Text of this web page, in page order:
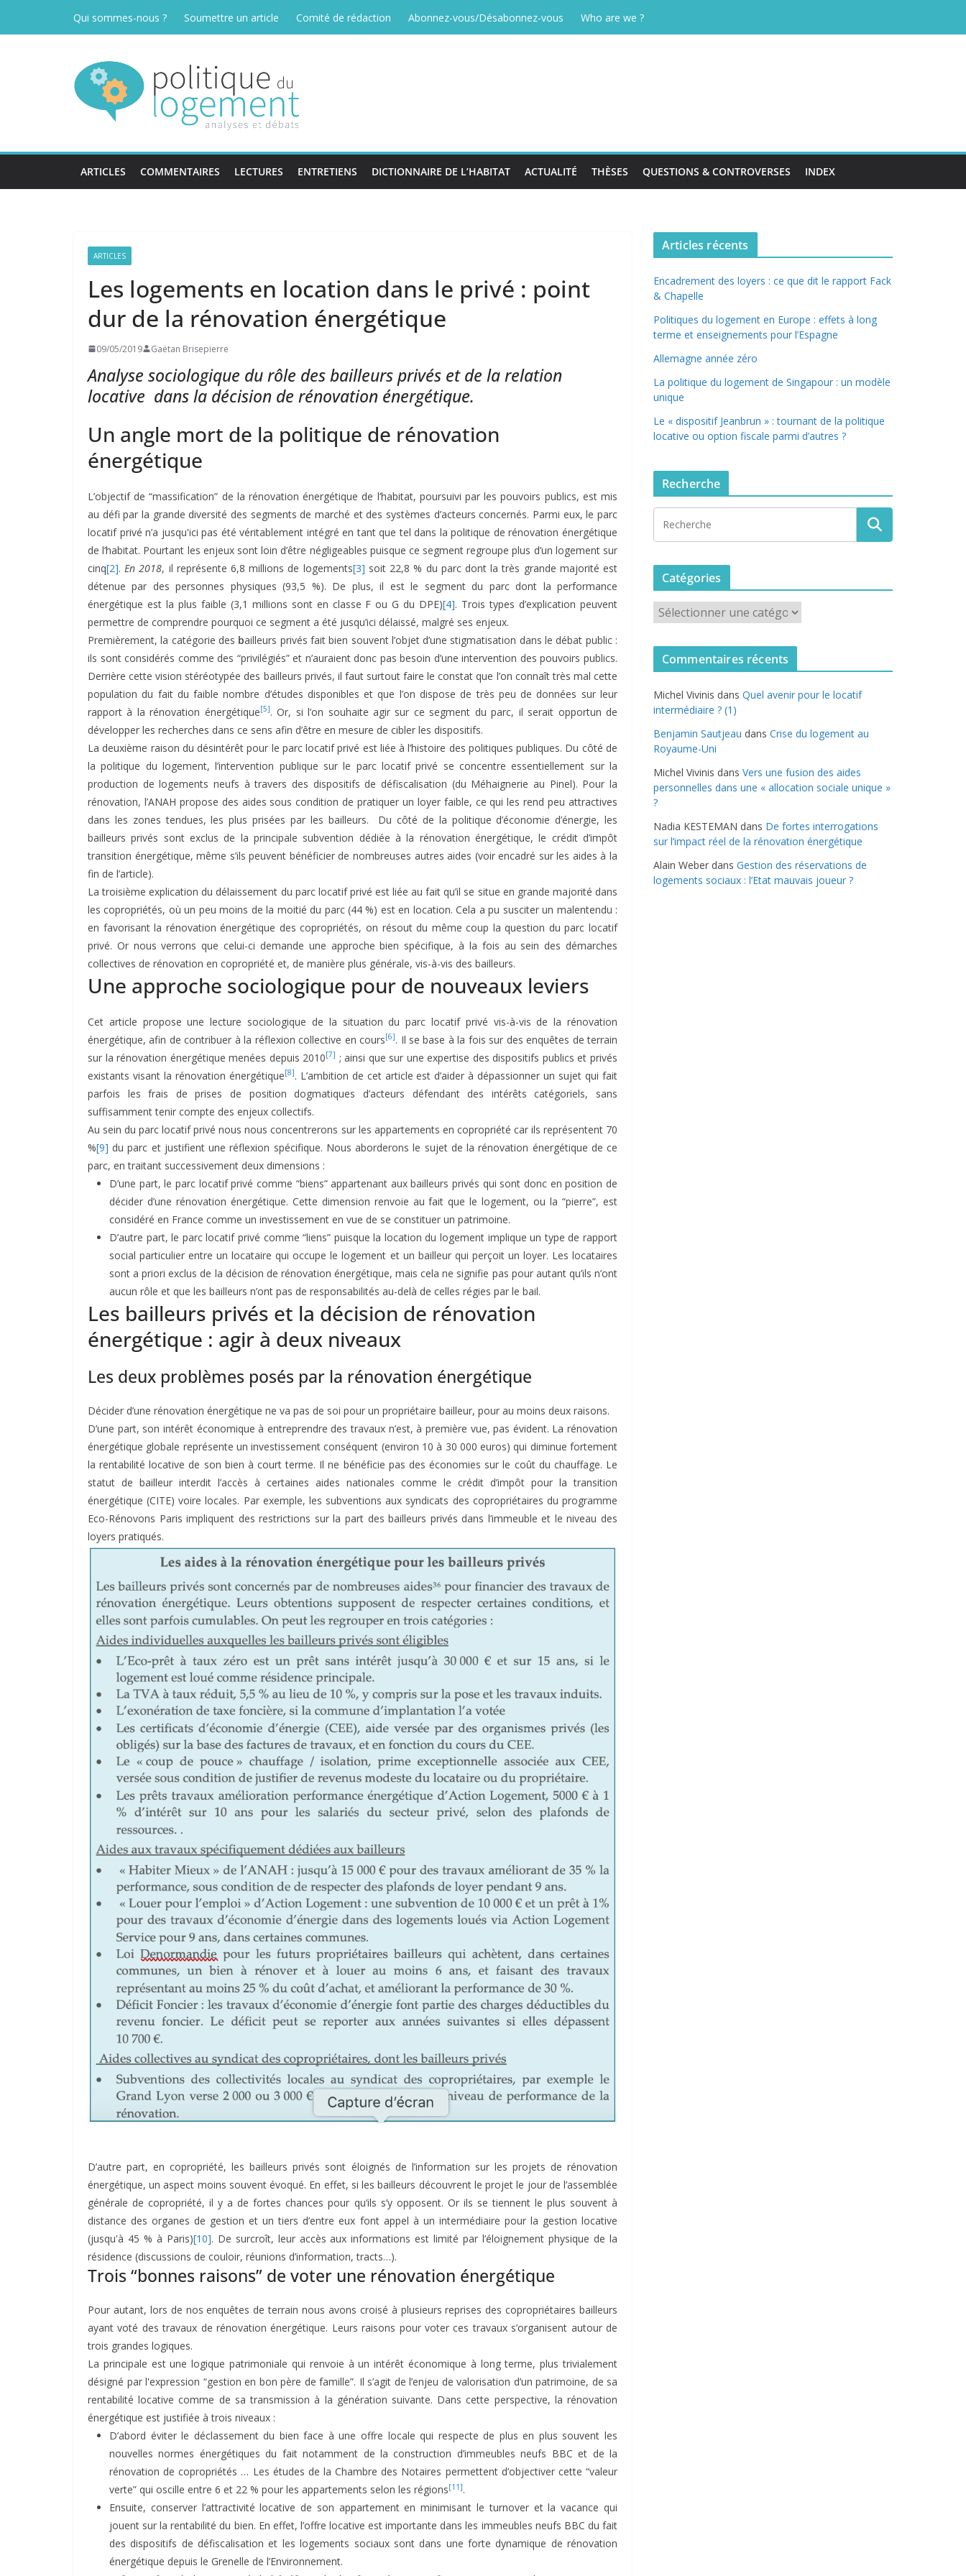
Qui sommes-nous ? Soumettre un article Comité de rédaction Abonnez-vous/Désabonnez-vous Who are we ?
ARTICLES COMMENTAIRES LECTURES ENTRETIENS DICTIONNAIRE DE L’HABITAT ACTUALITÉ THÈSES QUESTIONS & CONTROVERSES INDEX
ARTICLES
Les logements en location dans le privé : point
dur de la rénovation énergétique
09/05/2019 Gaëtan Brisepierre
Analyse sociologique du rôle des bailleurs privés et de la relation
locative dans la décision de rénovation énergétique.
Un angle mort de la politique de rénovation
énergétique
L’objectif de “massification” de la rénovation énergétique de l’habitat, poursuivi par les pouvoirs publics, est mis
au défi par la grande diversité des segments de marché et des systèmes d’acteurs concernés. Parmi eux, le parc
locatif privé n’a jusqu'ici pas été véritablement intégré en tant que tel dans la politique de rénovation énergétique
de l’habitat. Pourtant les enjeux sont loin d’être négligeables puisque ce segment regroupe plus d’un logement sur
cinq[2]. En 2018, il représente 6,8 millions de logements[3] soit 22,8 % du parc dont la très grande majorité est
détenue par des personnes physiques (93,5 %). De plus, il est le segment du parc dont la performance
énergétique est la plus faible (3,1 millions sont en classe F ou G du DPE)[4]. Trois types d’explication peuvent
permettre de comprendre pourquoi ce segment a été jusqu’ici délaissé, malgré ses enjeux.
Premièrement, la catégorie des bailleurs privés fait bien souvent l’objet d’une stigmatisation dans le débat public :
ils sont considérés comme des “privilégiés” et n’auraient donc pas besoin d’une intervention des pouvoirs publics.
Derrière cette vision stéréotypée des bailleurs privés, il faut surtout faire le constat que l’on connaît très mal cette
population du fait du faible nombre d’études disponibles et que l’on dispose de très peu de données sur leur
rapport à la rénovation énergétique[5]. Or, si l’on souhaite agir sur ce segment du parc, il serait opportun de
développer les recherches dans ce sens afin d’être en mesure de cibler les dispositifs.
La deuxième raison du désintérêt pour le parc locatif privé est liée à l’histoire des politiques publiques. Du côté de
la politique du logement, l’intervention publique sur le parc locatif privé se concentre essentiellement sur la
production de logements neufs à travers des dispositifs de défiscalisation (du Méhaignerie au Pinel). Pour la
rénovation, l’ANAH propose des aides sous condition de pratiquer un loyer faible, ce qui les rend peu attractives
dans les zones tendues, les plus prisées par les bailleurs. Du côté de la politique d’économie d’énergie, les
bailleurs privés sont exclus de la principale subvention dédiée à la rénovation énergétique, le crédit d’impôt
transition énergétique, même s’ils peuvent bénéficier de nombreuses autres aides (voir encadré sur les aides à la
fin de l’article).
La troisième explication du délaissement du parc locatif privé est liée au fait qu’il se situe en grande majorité dans
les copropriétés, où un peu moins de la moitié du parc (44 %) est en location. Cela a pu susciter un malentendu :
en favorisant la rénovation énergétique des copropriétés, on résout du même coup la question du parc locatif
privé. Or nous verrons que celui-ci demande une approche bien spécifique, à la fois au sein des démarches
collectives de rénovation en copropriété et, de manière plus générale, vis-à-vis des bailleurs.
Une approche sociologique pour de nouveaux leviers
Cet article propose une lecture sociologique de la situation du parc locatif privé vis-à-vis de la rénovation
énergétique, afin de contribuer à la réflexion collective en cours[6]. Il se base à la fois sur des enquêtes de terrain
sur la rénovation énergétique menées depuis 2010[7] ; ainsi que sur une expertise des dispositifs publics et privés
existants visant la rénovation énergétique[8]. L’ambition de cet article est d’aider à dépassionner un sujet qui fait
parfois les frais de prises de position dogmatiques d’acteurs défendant des intérêts catégoriels, sans
suffisamment tenir compte des enjeux collectifs.
Au sein du parc locatif privé nous nous concentrerons sur les appartements en copropriété car ils représentent 70
%[9] du parc et justifient une réflexion spécifique. Nous aborderons le sujet de la rénovation énergétique de ce
parc, en traitant successivement deux dimensions :
D’une part, le parc locatif privé comme “biens” appartenant aux bailleurs privés qui sont donc en position de
décider d’une rénovation énergétique. Cette dimension renvoie au fait que le logement, ou la “pierre”, est
considéré en France comme un investissement en vue de se constituer un patrimoine.
D’autre part, le parc locatif privé comme “liens” puisque la location du logement implique un type de rapport
social particulier entre un locataire qui occupe le logement et un bailleur qui perçoit un loyer. Les locataires
sont a priori exclus de la décision de rénovation énergétique, mais cela ne signifie pas pour autant qu’ils n’ont
aucun rôle et que les bailleurs n’ont pas de responsabilités au-delà de celles régies par le bail.
Les bailleurs privés et la décision de rénovation
énergétique : agir à deux niveaux
Les deux problèmes posés par la rénovation énergétique
Décider d’une rénovation énergétique ne va pas de soi pour un propriétaire bailleur, pour au moins deux raisons.
D’une part, son intérêt économique à entreprendre des travaux n’est, à première vue, pas évident. La rénovation
énergétique globale représente un investissement conséquent (environ 10 à 30 000 euros) qui diminue fortement
la rentabilité locative de son bien à court terme. Il ne bénéficie pas des économies sur le coût du chauffage. Le
statut de bailleur interdit l’accès à certaines aides nationales comme le crédit d’impôt pour la transition
énergétique (CITE) voire locales. Par exemple, les subventions aux syndicats des copropriétaires du programme
Eco-Rénovons Paris impliquent des restrictions sur la part des bailleurs privés dans l’immeuble et le niveau des
loyers pratiqués.
D’autre part, en copropriété, les bailleurs privés sont éloignés de l’information sur les projets de rénovation
énergétique, un aspect moins souvent évoqué. En effet, si les bailleurs découvrent le projet le jour de l’assemblée
générale de copropriété, il y a de fortes chances pour qu’ils s’y opposent. Or ils se tiennent le plus souvent à
distance des organes de gestion et un tiers d’entre eux font appel à un intermédiaire pour la gestion locative
(jusqu'à 45 % à Paris)[10]. De surcroît, leur accès aux informations est limité par l’éloignement physique de la
résidence (discussions de couloir, réunions d’information, tracts…).
Trois “bonnes raisons” de voter une rénovation énergétique
Pour autant, lors de nos enquêtes de terrain nous avons croisé à plusieurs reprises des copropriétaires bailleurs
ayant voté des travaux de rénovation énergétique. Leurs raisons pour voter ces travaux s’organisent autour de
trois grandes logiques.
La principale est une logique patrimoniale qui renvoie à un intérêt économique à long terme, plus trivialement
désigné par l'expression “gestion en bon père de famille”. Il s’agit de l’enjeu de valorisation d’un patrimoine, de sa
rentabilité locative comme de sa transmission à la génération suivante. Dans cette perspective, la rénovation
énergétique est justifiée à trois niveaux :
D’abord éviter le déclassement du bien face à une offre locale qui respecte de plus en plus souvent les
nouvelles normes énergétiques du fait notamment de la construction d’immeubles neufs BBC et de la
rénovation de copropriétés … Les études de la Chambre des Notaires permettent d’objectiver cette “valeur
verte” qui oscille entre 6 et 22 % pour les appartements selon les régions[11].
Ensuite, conserver l’attractivité locative de son appartement en minimisant le turnover et la vacance qui
jouent sur la rentabilité du bien. En effet, l’offre locative est importante dans les immeubles neufs BBC du fait
des dispositifs de défiscalisation et les logements sociaux sont dans une forte dynamique de rénovation
énergétique depuis le Grenelle de l’Environnement.
Articles récents
Encadrement des loyers : ce que dit le rapport Fack
& Chapelle
Politiques du logement en Europe : effets à long
terme et enseignements pour l’Espagne
Allemagne année zéro
La politique du logement de Singapour : un modèle
unique
Le « dispositif Jeanbrun » : tournant de la politique
locative ou option fiscale parmi d’autres ?
Recherche
Catégories
a
t
o
r
i
e
s
Commentaires récents
Michel Vivinis dans Quel avenir pour le locatif
intermédiaire ? (1)
Benjamin Sautjeau dans Crise du logement au
Royaume-Uni
Michel Vivinis dans Vers une fusion des aides
personnelles dans une « allocation sociale unique »
?
Nadia KESTEMAN dans De fortes interrogations
sur l’impact réel de la rénovation énergétique
Alain Weber dans Gestion des réservations de
logements sociaux : l’Etat mauvais joueur ?